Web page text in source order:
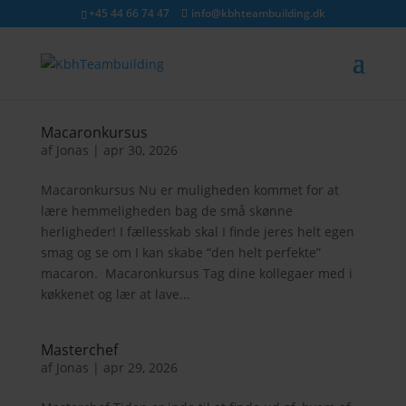
+45 44 66 74 47 info@kbhteambuilding.dk
Macaronkursus
af Jonas | apr 30, 2026
Macaronkursus Nu er muligheden kommet for at
lære hemmeligheden bag de små skønne
herligheder! I fællesskab skal I finde jeres helt egen
smag og se om I kan skabe “den helt perfekte”
macaron. Macaronkursus Tag dine kollegaer med i
køkkenet og lær at lave...
Masterchef
af Jonas | apr 29, 2026